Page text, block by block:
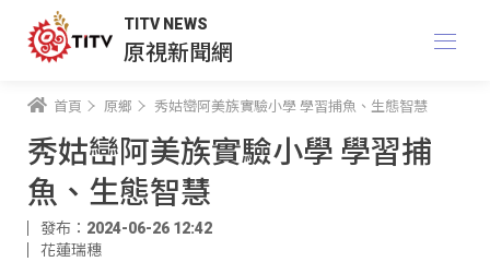
TITV NEWS
原視新聞網
首頁 原鄉 秀姑巒阿美族實驗小學 學習捕魚、生態智慧
秀姑巒阿美族實驗小學 學習捕
魚、生態智慧
發布：2024-06-26 12:42
花蓮瑞穗